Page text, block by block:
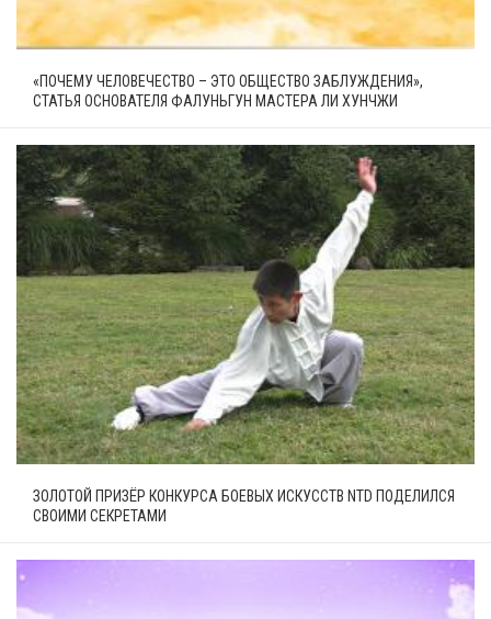
«ПОЧЕМУ ЧЕЛОВЕЧЕСТВО – ЭТО ОБЩЕСТВО ЗАБЛУЖДЕНИЯ»,
СТАТЬЯ ОСНОВАТЕЛЯ ФАЛУНЬГУН МАСТЕРА ЛИ ХУНЧЖИ
ЗОЛОТОЙ ПРИЗЁР КОНКУРСА БОЕВЫХ ИСКУССТВ NTD ПОДЕЛИЛСЯ
СВОИМИ СЕКРЕТАМИ